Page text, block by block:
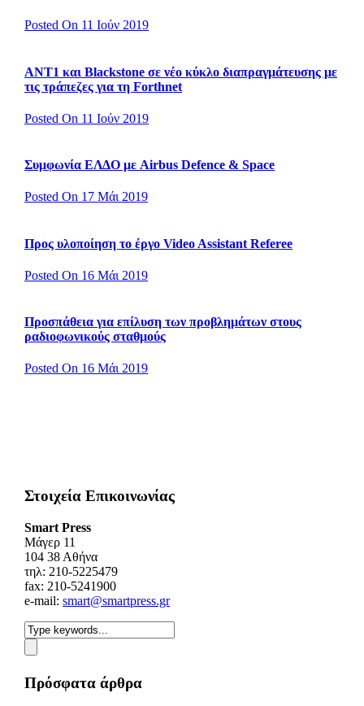
Posted On 11 Ιούν 2019
ΑΝΤ1 και Blackstone σε νέο κύκλο διαπραγμάτευσης με
τις τράπεζες για τη Forthnet
Posted On 11 Ιούν 2019
Συμφωνία ΕΛΔΟ με Airbus Defence & Space
Posted On 17 Μάι 2019
Προς υλοποίηση το έργο Video Assistant Referee
Posted On 16 Μάι 2019
Προσπάθεια για επίλυση των προβλημάτων στους
ραδιοφωνικούς σταθμούς
Posted On 16 Μάι 2019
Στοιχεία Επικοινωνίας
Smart Press
Mάγερ 11
104 38 Αθήνα
τηλ: 210-5225479
fax: 210-5241900
e-mail: smart@smartpress.gr
Πρόσφατα άρθρα